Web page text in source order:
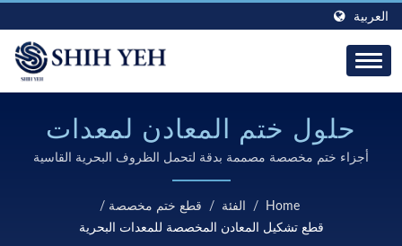
العربية
حلول ختم المعادن لمعدات
البحرية
أجزاء ختم مخصصة مصممة بدقة لتحمل الظروف البحرية القاسية
مع متانة وموثوقية استثنائية
Home
/ الفئة / قطع ختم مخصصة /
قطع تشكيل المعادن المخصصة للمعدات البحرية